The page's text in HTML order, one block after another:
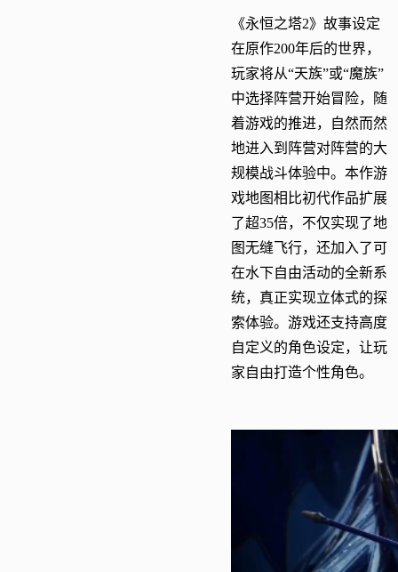
《永恒之塔2》故事设定
在原作200年后的世界，
玩家将从“天族”或“魔族”
中选择阵营开始冒险，随
着游戏的推进，自然而然
地进入到阵营对阵营的大
规模战斗体验中。本作游
戏地图相比初代作品扩展
了超35倍，不仅实现了地
图无缝飞行，还加入了可
在水下自由活动的全新系
统，真正实现立体式的探
索体验。游戏还支持高度
自定义的角色设定，让玩
家自由打造个性角色。